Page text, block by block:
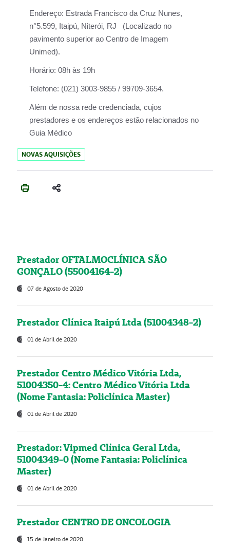
Endereço: Estrada Francisco da Cruz Nunes,
n°5.599, Itaipú, Niterói, RJ (Localizado no
pavimento superior ao Centro de Imagem
Unimed).
Horário: 08h às 19h
Telefone: (021) 3003-9855 / 99709-3654.
Além de nossa rede credenciada, cujos
prestadores e os endereços estão relacionados no
Guia Médico
NOVAS AQUISIÇÕES
Prestador OFTALMOCLÍNICA SÃO
GONÇALO (55004164-2)
07 de Agosto de 2020
Prestador Clínica Itaipú Ltda (51004348-2)
01 de Abril de 2020
Prestador Centro Médico Vitória Ltda,
51004350-4: Centro Médico Vitória Ltda
(Nome Fantasia: Policlínica Master)
01 de Abril de 2020
Prestador: Vipmed Clínica Geral Ltda,
51004349-0 (Nome Fantasia: Policlínica
Master)
01 de Abril de 2020
Prestador CENTRO DE ONCOLOGIA
15 de Janeiro de 2020